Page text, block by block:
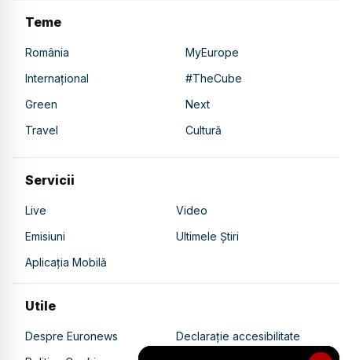
Teme
România
MyEurope
Internațional
#TheCube
Green
Next
Travel
Cultură
Servicii
Live
Video
Emisiuni
Ultimele Știri
Aplicația Mobilă
Utile
Despre Euronews
Declarație accesibilitate